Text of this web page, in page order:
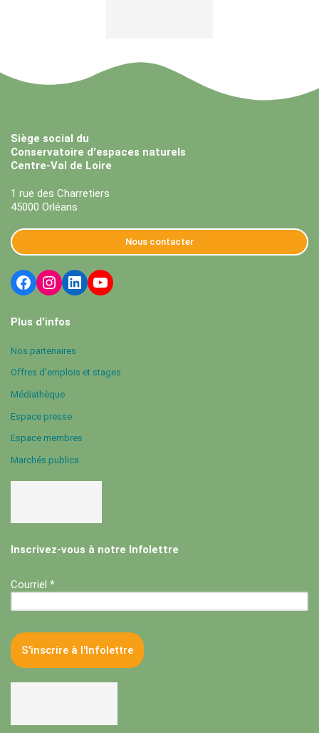
Siège social du
Conservatoire d'espaces naturels
Centre-Val de Loire
1 rue des Charretiers
45000 Orléans
Nous contacter
Plus d'infos
Nos partenaires
Offres d’emplois et stages
Médiathèque
Espace presse
Espace membres
Marchés publics
Inscrivez-vous à notre Infolettre
Courriel *